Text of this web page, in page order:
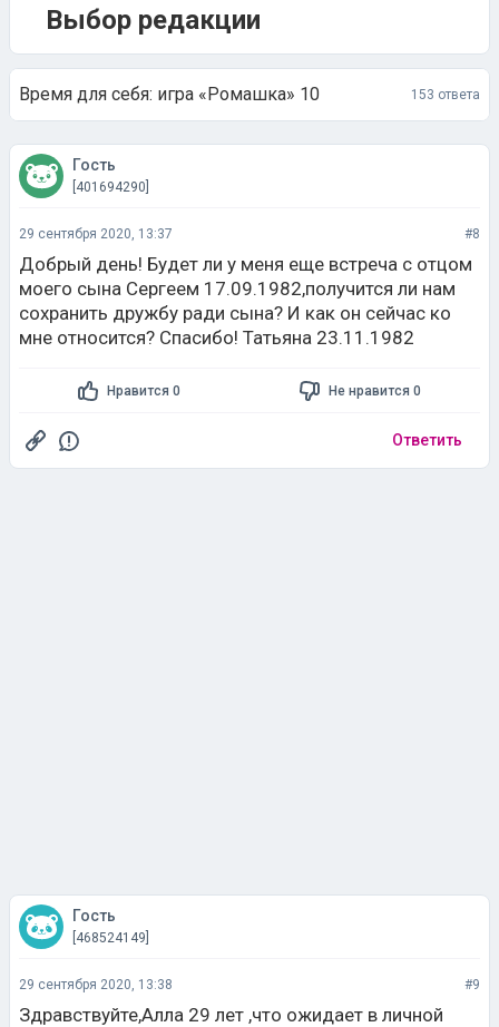
Выбор редакции
Время для себя: игра «Ромашка» 10 153 ответа
Гость
[401694290]
29 сентября 2020, 13:37 #8
Добрый день! Будет ли у меня еще встреча с отцом
моего сына Сергеем 17.09.1982,получится ли нам
сохранить дружбу ради сына? И как он сейчас ко
мне относится? Спасибо! Татьяна 23.11.1982
Нравится 0 Не нравится 0
Ответить
Гость
[468524149]
29 сентября 2020, 13:38 #9
Здравствуйте,Алла 29 лет ,что ожидает в личной